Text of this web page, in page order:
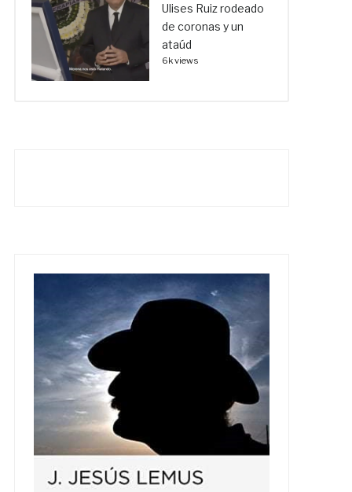
Ulises Ruiz rodeado
de coronas y un
ataúd
6k views